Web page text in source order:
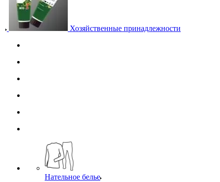
Хозяйственные принадлежности
Нательное белье